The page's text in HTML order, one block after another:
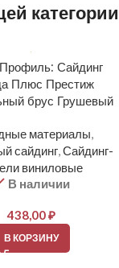
категории
Сайдинг
Плюс Престиж
брус Грушевый
материалы,
сайдинг,Сайдинг-
виниловые
В наличии
438,00₽
В КОРЗИНУ